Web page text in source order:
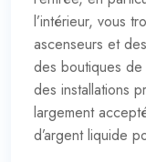
l’intérieur, vous
ascenseurs et
des boutiques
des installations
largement
d’argent liquide